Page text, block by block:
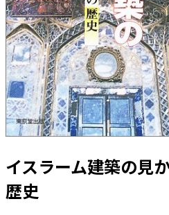
イスラーム建築の見
歴史